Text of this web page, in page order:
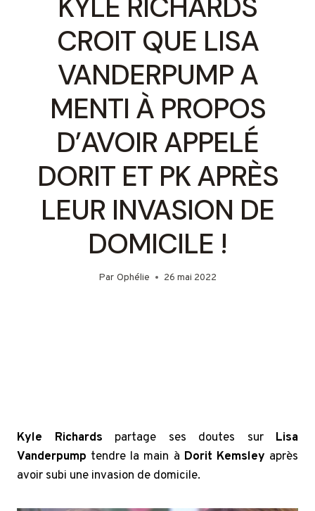
CROIT QUE LISA
VANDERPUMP A
MENTI À PROPOS
D’AVOIR APPELÉ
DORIT ET PK APRÈS
LEUR INVASION DE
DOMICILE !
Par Ophélie 26 mai 2022
Kyle Richards partage ses doutes sur Lisa
Vanderpump tendre la main à Dorit Kemsley après
avoir subi une invasion de domicile.